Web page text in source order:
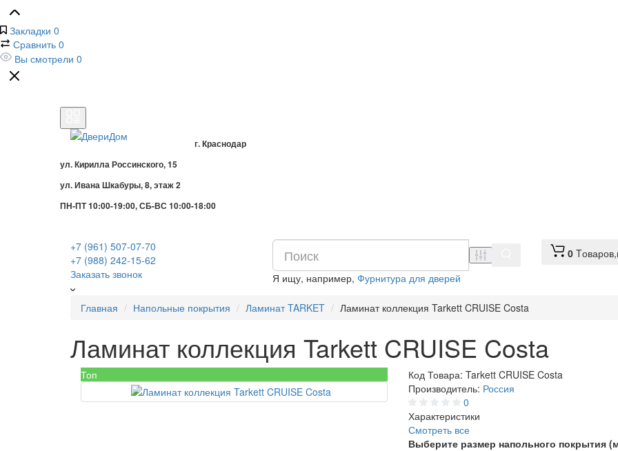
Закладки 0
Сравнить 0
Вы смотрели 0
г. Краснодар
ул. Кирилла Россинского, 15
ул. Ивана Шкабуры, 8, этаж 2
ПН-ПТ 10:00-19:00, СБ-ВС 10:00-18:00
+7 (961) 507-07-70
+7 (988) 242-15-62
Заказать звонок
Я ищу, например, Фурнитура для дверей
0 Tоваров,
Главная Напольные покрытия Ламинат TARKET Ламинат коллекция Tarkett CRUISE Costa
Ламинат коллекция Tarkett CRUISE Costa
Топ Код Товара: Tarkett CRUISE Costa
Производитель: Россия
0
Характеристики
Смотреть все
Выберите размер напольного покрытия